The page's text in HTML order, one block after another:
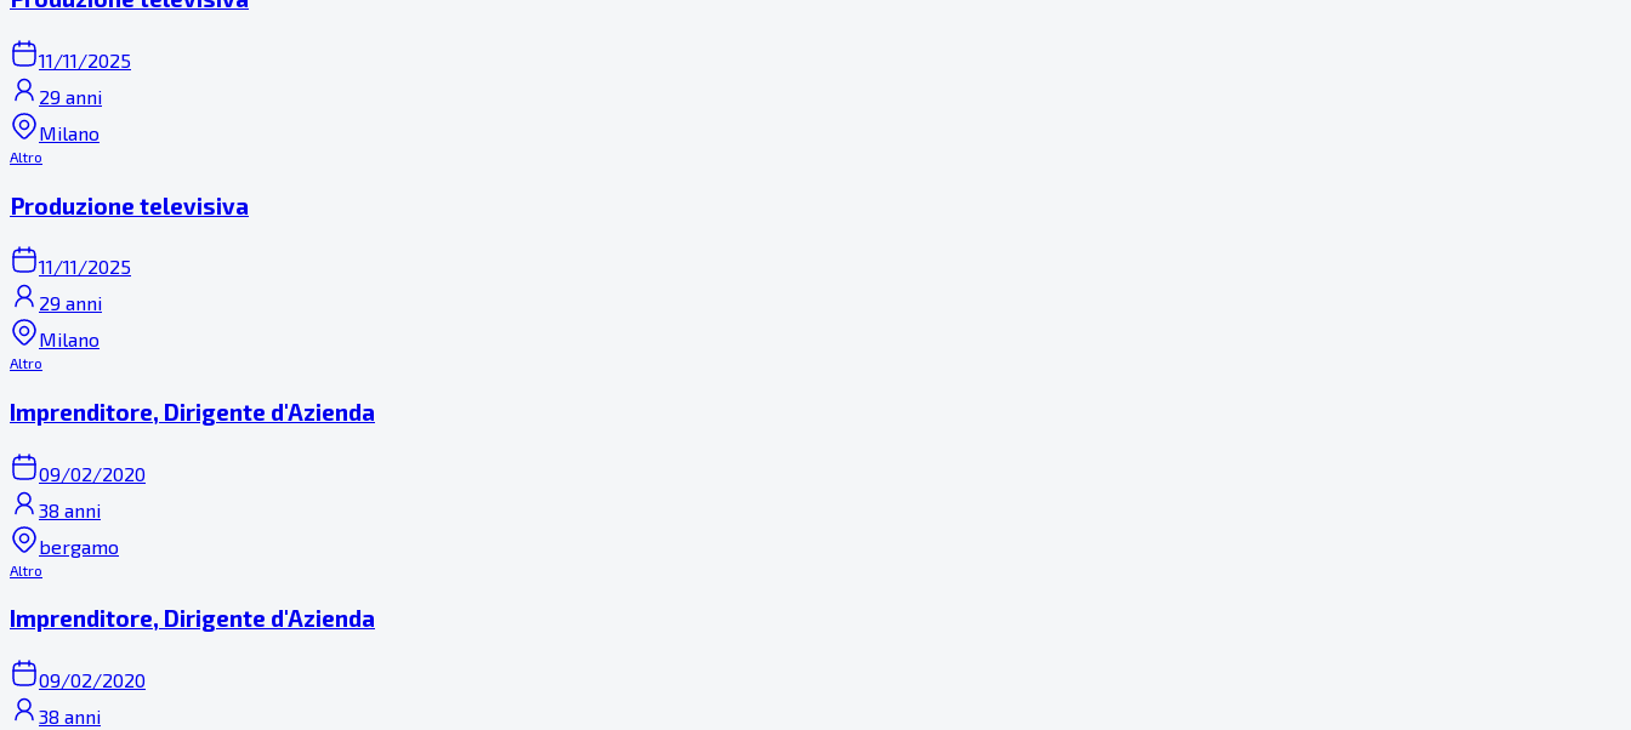
11/11/2025
29 anni
Milano
Altro
Produzione televisiva
11/11/2025
29 anni
Milano
Altro
Imprenditore, Dirigente d'Azienda
09/02/2020
38 anni
bergamo
Altro
Imprenditore, Dirigente d'Azienda
09/02/2020
38 anni